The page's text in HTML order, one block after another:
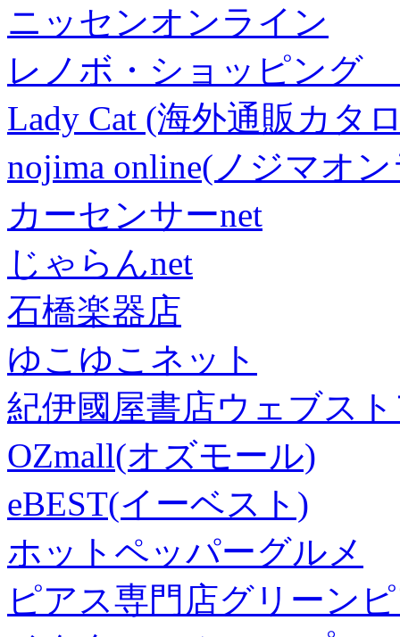
ニッセンオンライン
レノボ・ショッピング
Lady Cat (海外通販カタ
nojima online(ノジマオ
カーセンサーnet
じゃらんnet
石橋楽器店
ゆこゆこネット
紀伊國屋書店ウェブス
OZmall(オズモール)
eBEST(イーベスト)
ホットペッパーグルメ
ピアス専門店グリーン